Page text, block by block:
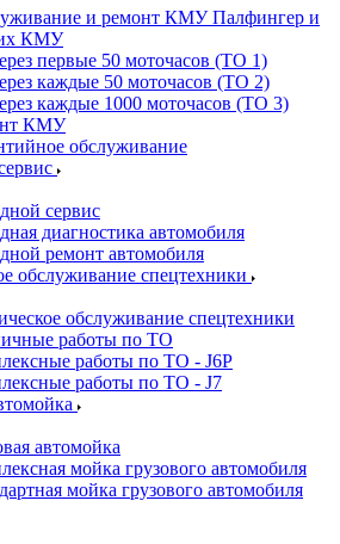
и ремонт КМУ Палфингер и
КМУ
первые 50 моточасов (ТО 1)
каждые 50 моточасов (ТО 2)
каждые 1000 моточасов (ТО 3)
КМУ
обслуживание
сервис
диагностика автомобиля
ремонт автомобиля
обслуживание спецтехники
обслуживание спецтехники
работы по ТО
работы по ТО - J6P
работы по ТО - J7
автомойка
мойка грузового автомобиля
мойка грузового автомобиля